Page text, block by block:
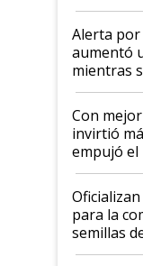
Alerta por
aumentó
mientras
conflicto
Con
invirtió
empujó el
para la
semillas
granel